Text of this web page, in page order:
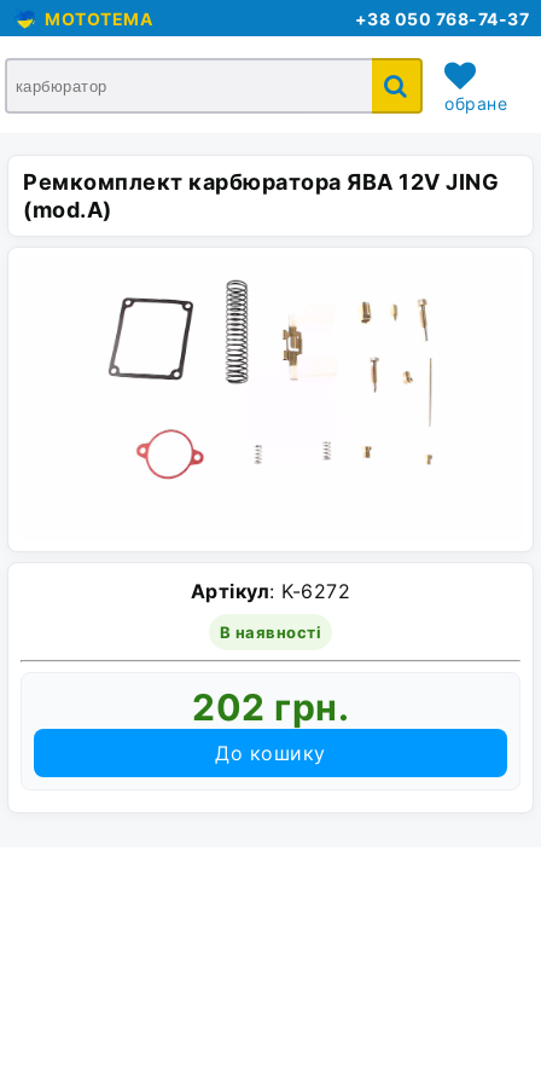
MOTOTEMA +38 050 768-74-37
обране
кошик
Ремкомплект карбюратора ЯВА 12V JING
(mod.A)
Артікул: K-6272
В наявності
202 грн.
До кошику